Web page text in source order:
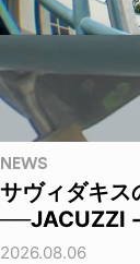
NEWS
サヴィダキス
──JACUZZI
2026.08.06